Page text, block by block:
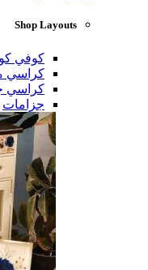
Shop Layouts
كوفي
كراسي
كراسي
جزامات